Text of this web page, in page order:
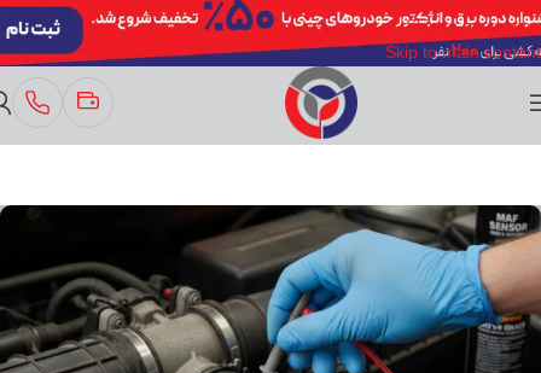
Skip to navigation
Skip to main content